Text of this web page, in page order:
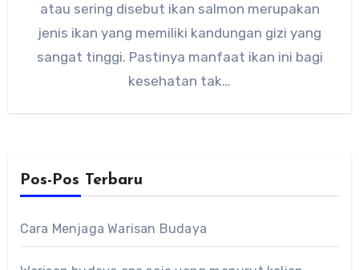
atau sering disebut ikan salmon merupakan
jenis ikan yang memiliki kandungan gizi yang
sangat tinggi. Pastinya manfaat ikan ini bagi
kesehatan tak…
Pos-Pos Terbaru
Cara Menjaga Warisan Budaya